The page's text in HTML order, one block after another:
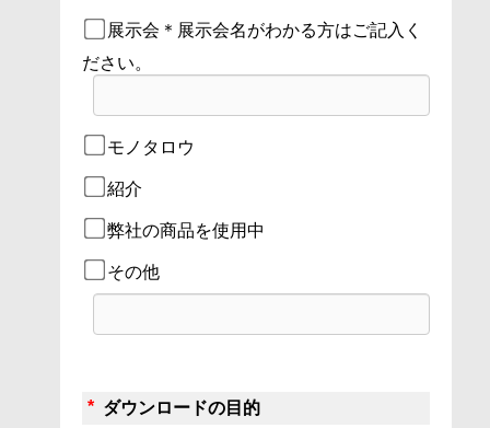
展示会＊展示会名がわかる方はご記入く
ださい。
モノタロウ
紹介
弊社の商品を使用中
その他
* ダウンロードの目的